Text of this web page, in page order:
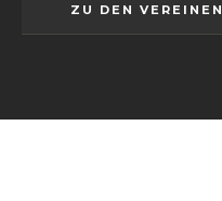
ZU DEN VEREINEN